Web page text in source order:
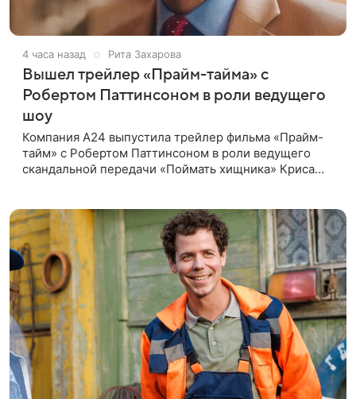
4 часа назад Рита Захарова
Вышел трейлер «Прайм-тайма» с
Робертом Паттинсоном в роли ведущего
шоу
Компания A24 выпустила трейлер фильма «Прайм-
тайм» с Робертом Паттинсоном в роли ведущего
скандальной передачи «Поймать хищника» Криса